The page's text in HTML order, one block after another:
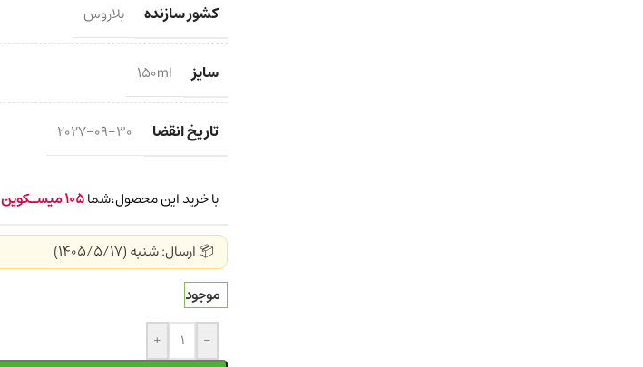
کشور سازنده بلاروس
سایز 150ml
تاریخ انقضا 2027-09-30
با خرید این محصول،شما105میسـکوین
📦 ارسال: شنبه (1405/5/17)
موجود
-
+